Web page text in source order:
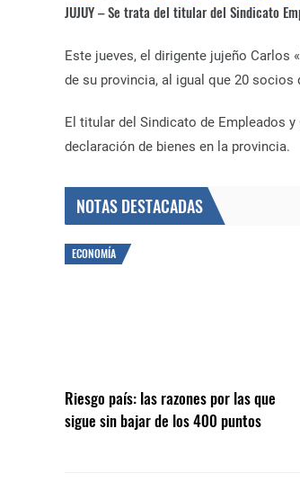
JUJUY – Se trata del titular del Sindicato
Este jueves, el dirigente jujeño Carlos
de su provincia, al igual que 20 socios
El titular del Sindicato de Empleados
declaración de bienes en la provincia.
NOTAS DESTACADAS
ECONOMÍA
Riesgo país: las razones por las que
sigue sin bajar de los 400 puntos